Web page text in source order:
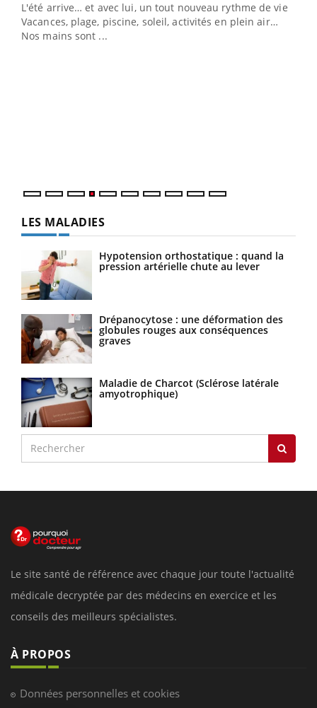
L'été arrive… et avec lui, un tout nouveau rythme de vie !
Vacances, plage, piscine, soleil, activités en plein air…
Nos mains sont ...
LES MALADIES
Hypotension orthostatique : quand la
pression artérielle chute au lever
Drépanocytose : une déformation des
globules rouges aux conséquences
graves
Maladie de Charcot (Sclérose latérale
amyotrophique)
Le site santé de référence avec chaque jour toute l'actualité
médicale decryptée par des médecins en exercice et les
conseils des meilleurs spécialistes.
À PROPOS
Données personnelles et cookies